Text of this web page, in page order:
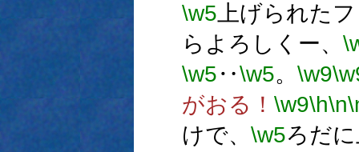
\w5上げられた
らよろしくー、
\w5‥\w5。 \w9
がおる！ \w9\h\n
けで、 \w5ろだ